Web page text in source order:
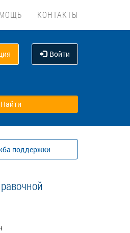
КОНТАКТЫ
Войти
поддержки